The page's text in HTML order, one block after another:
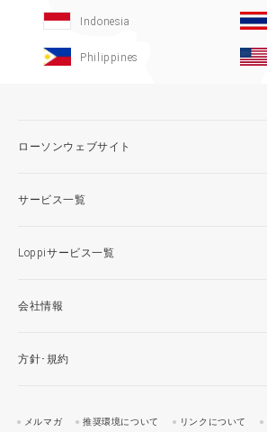
Indonesia
Philippines
ローソンウェブサイト
サービス一覧
Loppiサービス一覧
会社情報
方針･規約
メルマガ 推奨環境について リンクについて